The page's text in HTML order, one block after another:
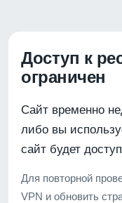
Доступ к
ограничен
Сайт временно
либо вы
сайт будет
Для повторной
VPN и обновить